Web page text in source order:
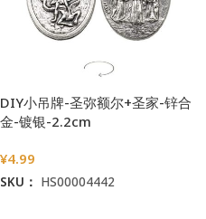
DIY小吊牌-圣弥额尔+圣家-锌合
金-镀银-2.2cm
¥4.99
SKU： HS00004442